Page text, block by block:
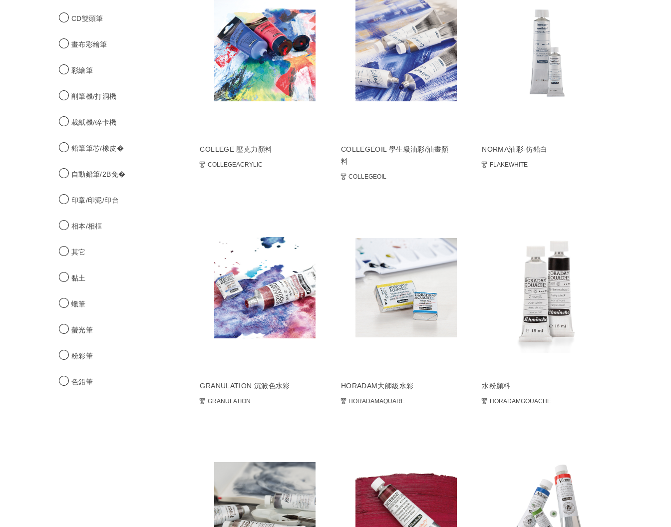
CD雙頭筆
畫布彩繪筆
彩繪筆
削筆機/打洞機
裁紙機/碎卡機
鉛筆筆芯/橡皮�
自動鉛筆/2B免�
印章/印泥/印台
相本/相框
其它
黏土
蠟筆
螢光筆
粉彩筆
色鉛筆
COLLEGE 壓克力顏料
COLLEGEACRYLIC
COLLEGEOIL 學生級油彩/油畫顏
料
COLLEGEOIL
NORMA油彩-仿鉛白
FLAKEWHITE
GRANULATION 沉澱色水彩
GRANULATION
HORADAM大師級水彩
HORADAMAQUARE
水粉顏料
HORADAMGOUACHE